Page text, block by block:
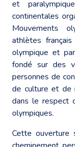
et
continentales
Mouvements
athlètes
olympique et
fondé sur des
personnes de
de culture et de
dans le respect
olympiques.
Cette ouverture